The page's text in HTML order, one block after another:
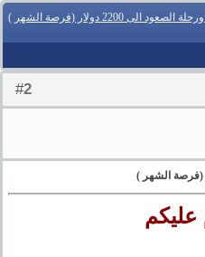
الى 2200 دولار (فرصة الشهر )
2
عليكم